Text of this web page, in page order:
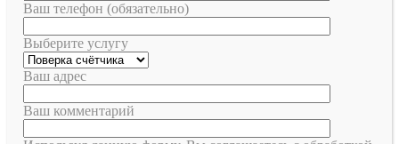
Ваш телефон (обязательно)
Выберите услугу
Ваш адрес
Ваш комментарий